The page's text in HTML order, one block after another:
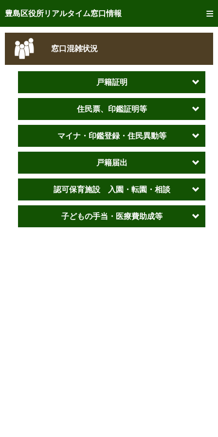
豊島区役所リアルタイム窓口情報
トップページへ
ご利用方法
事前予約
リアルタイム窓口混雑状況
リアルタイム交付状況確認
窓口混雑状況
戸籍証明
住民票、印鑑証明等
マイナ・印鑑登録・住民異動等
戸籍届出
認可保育施設 入園・転園・相談
子どもの手当・医療費助成等